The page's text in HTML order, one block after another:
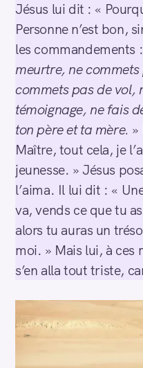
Jésus lui dit : «
Personne n’est bon,
les commandements :
meurtre, ne commets
commets pas de vol,
témoignage, ne fais
ton père et ta mère. »
Maître, tout cela, je
jeunesse. » Jésus
l’aima. Il lui dit : «
va, vends ce que tu
alors tu auras un
moi. » Mais lui, à ces
s’en alla tout triste,